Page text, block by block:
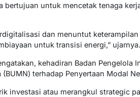
bertujuan untuk mencetak tenaga
dan menuntut
untuk transisi energi,” ujarnya.
kehadiran Badan Pengelola
terhadap Penyertaan Modal
investasi atau merangkul strategic